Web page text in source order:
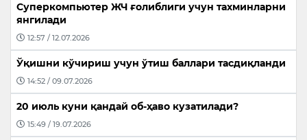
Суперкомпьютер ЖЧ ғолиблиги учун тахминларни
янгилади
12:57 / 12.07.2026
Ўқишни кўчириш учун ўтиш баллари тасдиқланди
14:52 / 09.07.2026
20 июль куни қандай об-ҳаво кузатилади?
15:49 / 19.07.2026